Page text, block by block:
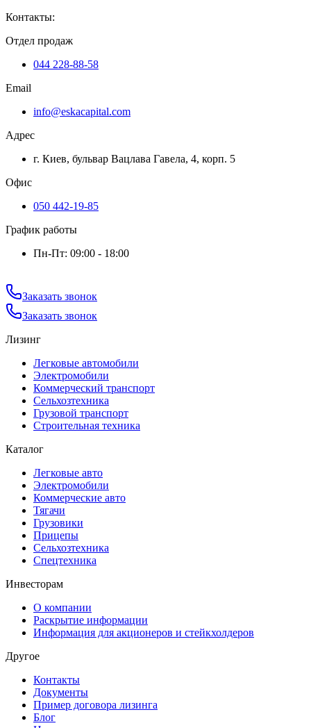
Контакты:
Отдел продаж
044 228-88-58
Email
info@eskacapital.com
Адрес
г. Киев, бульвар Вацлава Гавела, 4, корп. 5
Офис
050 442-19-85
График работы
Пн-Пт: 09:00 - 18:00
Заказать звонок
Заказать звонок
Лизинг
Легковые автомобили
Электромобили
Коммерческий транспорт
Сельхозтехника
Грузовой транспорт
Строительная техника
Каталог
Легковые авто
Электромобили
Коммерческие авто
Тягачи
Грузовики
Прицепы
Сельхозтехника
Спецтехника
Инвесторам
О компании
Раскрытие информации
Информация для акционеров и стейкхолдеров
Другое
Контакты
Документы
Пример договора лизинга
Блог